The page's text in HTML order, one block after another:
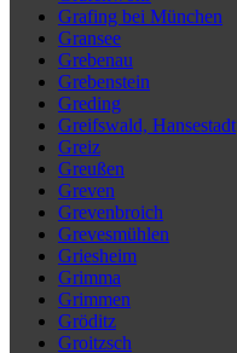
Grafing bei München
Gransee
Grebenau
Grebenstein
Greding
Greifswald, Hansestadt
Greiz
Greußen
Greven
Grevenbroich
Grevesmühlen
Griesheim
Grimma
Grimmen
Gröditz
Groitzsch